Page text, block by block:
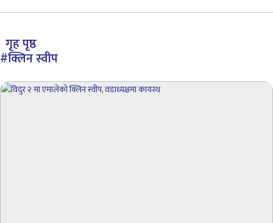
गृह पृष्ठ
#क्लिन स्वीप